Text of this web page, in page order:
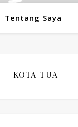
Tentang Saya
KOTA TUA